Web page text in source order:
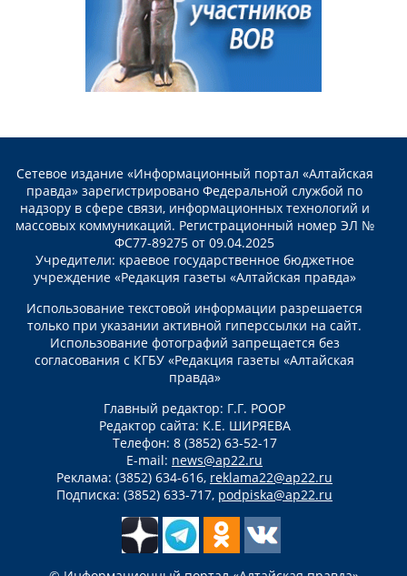
Сетевое издание «Информационный портал «Алтайская
правда» зарегистрировано Федеральной службой по
надзору в сфере связи, информационных технологий и
массовых коммуникаций. Регистрационный номер ЭЛ №
ФС77-89275 от 09.04.2025
Учредители: краевое государственное бюджетное
учреждение «Редакция газеты «Алтайская правда»
Использование текстовой информации разрешается
только при указании активной гиперссылки на сайт.
Использование фотографий запрещается без
согласования с КГБУ «Редакция газеты «Алтайская
правда»
Главный редактор: Г.Г. РООР
Редактор сайта: К.Е. ШИРЯЕВА
Телефон: 8 (3852) 63-52-17
E-mail: news@ap22.ru
Реклама: (3852) 634-616, reklama22@ap22.ru
Подписка: (3852) 633-717, podpiska@ap22.ru